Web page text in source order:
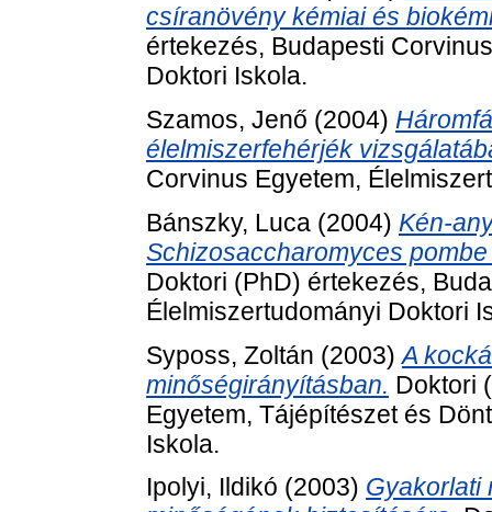
csíranövény kémiai és
értekezés, Budapesti
Doktori Iskola.
Szamos, Jenő (2004)
élelmiszerfehérjék
Corvinus Egyetem,
Bánszky, Luca (2004) Kén-
Schizosaccharomyces
Doktori (PhD) értekezés,
Élelmiszertudományi Doktori
Syposs, Zoltán (2003)A
minőségirányításban. Doktori
Egyetem, Tájépítészet és
Iskola.
Ipolyi, Ildikó (2003) Gyakorlati